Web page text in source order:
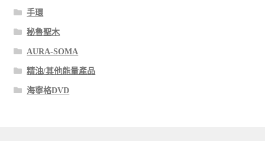
手環
秘魯聖木
AURA-SOMA
精油/其他能量產品
海寧格DVD